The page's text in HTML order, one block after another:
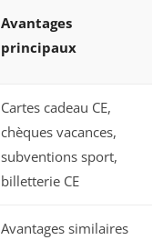
Avantages
principaux
Cartes cadeau CE,
chèques vacances,
subventions sport,
billetterie CE
Avantages similaires